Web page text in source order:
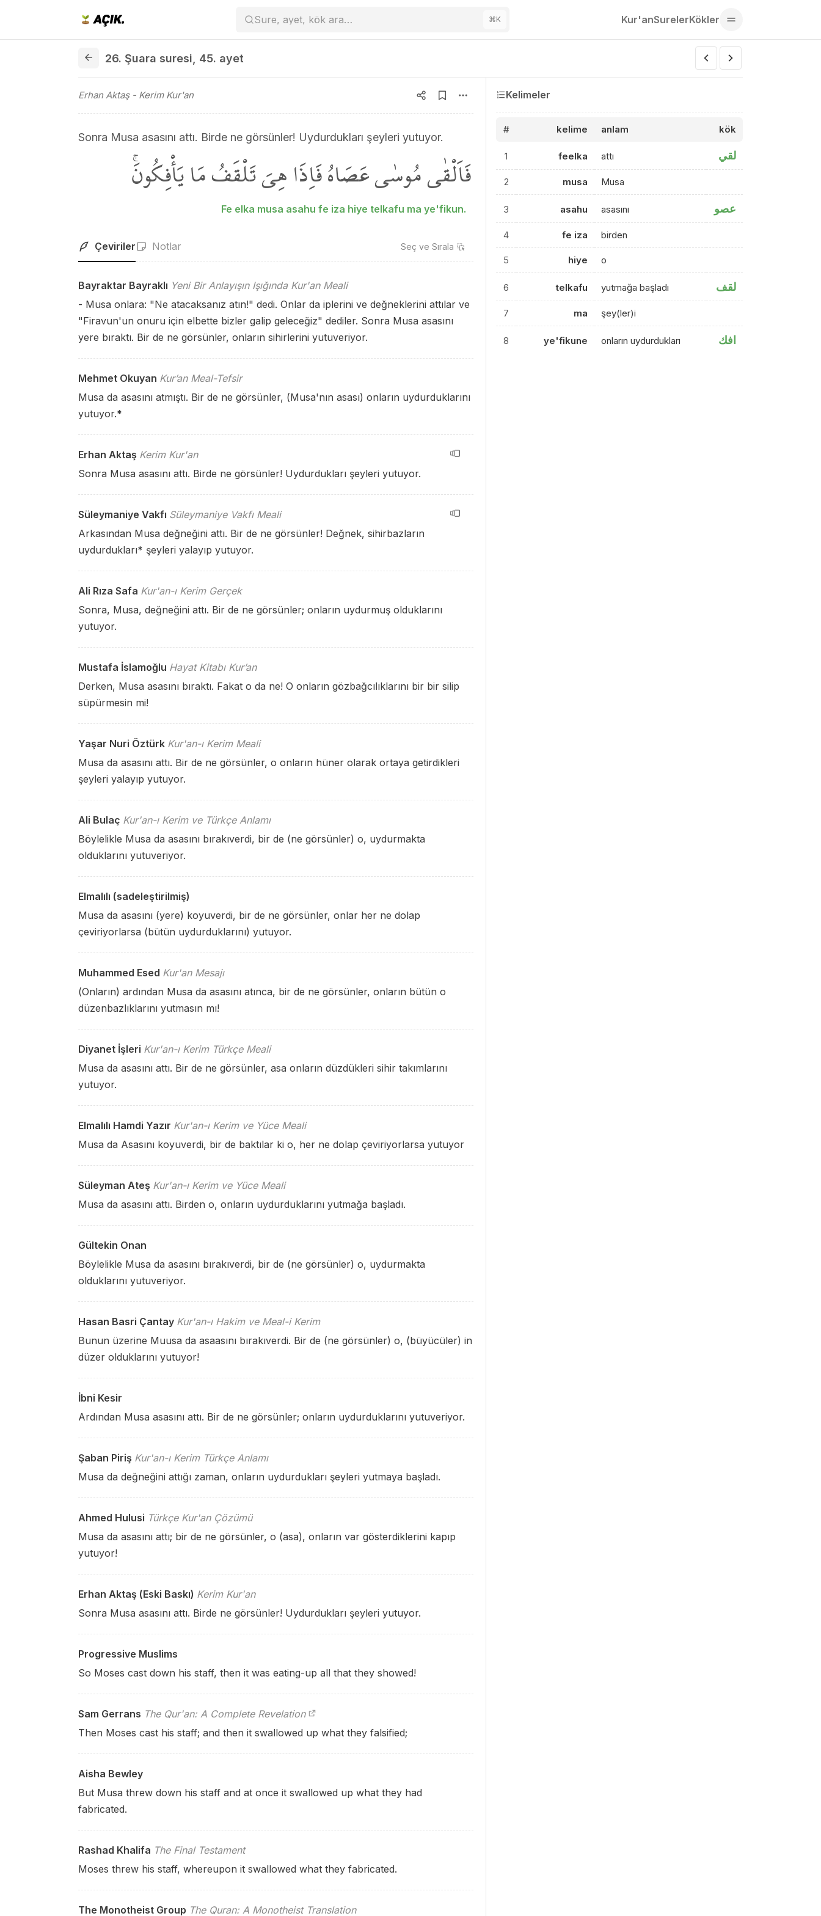
Sure, ayet, kök ara… ⌘K Kur'anSurelerKökler
26. Şuara suresi 45. ayet
Erhan Aktaş- Kerim Kur'an
Sonra Musa asasını attı. Birde ne görsünler! Uydurdukları şeyleri yutuyor.
فَاَلْقٰى مُوسٰى عَصَاهُ فَاِذَا هِيَ تَلْقَفُ مَا يَأْفِكُونَۚ
Fe elka musa asahu fe iza hiye telkafu ma ye'fikun.
Çeviriler Notlar Seç ve Sırala
Bayraktar Bayraklı Yeni Bir Anlayışın Işığında Kur'an Meali
- Musa onlara: "Ne atacaksanız atın!" dedi. Onlar da iplerini ve değneklerini attılar ve
"Firavun'un onuru için elbette bizler galip geleceğiz" dediler. Sonra Musa asasını
yere bıraktı. Bir de ne görsünler, onların sihirlerini yutuveriyor.
Mehmet Okuyan Kur’an Meal-Tefsir
Musa da asasını atmıştı. Bir de ne görsünler, (Musa'nın asası) onların uydurduklarını
yutuyor.*
Erhan Aktaş Kerim Kur'an
Sonra Musa asasını attı. Birde ne görsünler! Uydurdukları şeyleri yutuyor.
Süleymaniye Vakfı Süleymaniye Vakfı Meali
Arkasından Musa değneğini attı. Bir de ne görsünler! Değnek, sihirbazların
uydurdukları* şeyleri yalayıp yutuyor.
Ali Rıza Safa Kur'an-ı Kerim Gerçek
Sonra, Musa, değneğini attı. Bir de ne görsünler; onların uydurmuş olduklarını
yutuyor.
Mustafa İslamoğlu Hayat Kitabı Kur’an
Derken, Musa asasını bıraktı. Fakat o da ne! O onların gözbağcılıklarını bir bir silip
süpürmesin mi!
Yaşar Nuri Öztürk Kur'an-ı Kerim Meali
Musa da asasını attı. Bir de ne görsünler, o onların hüner olarak ortaya getirdikleri
şeyleri yalayıp yutuyor.
Ali Bulaç Kur'an-ı Kerim ve Türkçe Anlamı
Böylelikle Musa da asasını bırakıverdi, bir de (ne görsünler) o, uydurmakta
olduklarını yutuveriyor.
Elmalılı (sadeleştirilmiş)
Musa da asasını (yere) koyuverdi, bir de ne görsünler, onlar her ne dolap
çeviriyorlarsa (bütün uydurduklarını) yutuyor.
Muhammed Esed Kur'an Mesajı
(Onların) ardından Musa da asasını atınca, bir de ne görsünler, onların bütün o
düzenbazlıklarını yutmasın mı!
Diyanet İşleri Kur'an-ı Kerim Türkçe Meali
Musa da asasını attı. Bir de ne görsünler, asa onların düzdükleri sihir takımlarını
yutuyor.
Elmalılı Hamdi Yazır Kur'an-ı Kerim ve Yüce Meali
Musa da Asasını koyuverdi, bir de baktılar ki o, her ne dolap çeviriyorlarsa yutuyor
Süleyman Ateş Kur'an-ı Kerim ve Yüce Meali
Musa da asasını attı. Birden o, onların uydurduklarını yutmağa başladı.
Gültekin Onan
Böylelikle Musa da asasını bırakıverdi, bir de (ne görsünler) o, uydurmakta
olduklarını yutuveriyor.
Hasan Basri Çantay Kur'an-ı Hakim ve Meal-i Kerim
Bunun üzerine Muusa da asaasını bırakıverdi. Bir de (ne görsünler) o, (büyücüler) in
düzer olduklarını yutuyor!
İbni Kesir
Ardından Musa asasını attı. Bir de ne görsünler; onların uydurduklarını yutuveriyor.
Şaban Piriş Kur'an-ı Kerim Türkçe Anlamı
Musa da değneğini attığı zaman, onların uydurdukları şeyleri yutmaya başladı.
Ahmed Hulusi Türkçe Kur'an Çözümü
Musa da asasını attı; bir de ne görsünler, o (asa), onların var gösterdiklerini kapıp
yutuyor!
Erhan Aktaş (Eski Baskı) Kerim Kur'an
Sonra Musa asasını attı. Birde ne görsünler! Uydurdukları şeyleri yutuyor.
Progressive Muslims
So Moses cast down his staff, then it was eating-up all that they showed!
Sam Gerrans The Qur'an: A Complete Revelation
Then Moses cast his staff; and then it swallowed up what they falsified;
Aisha Bewley
But Musa threw down his staff and at once it swallowed up what they had
fabricated.
Rashad Khalifa The Final Testament
Moses threw his staff, whereupon it swallowed what they fabricated.
The Monotheist Group The Quran: A Monotheist Translation
Kelimeler
# kelime anlam kök
1 feelka attı لقي
2 musa Musa
3 asahu asasını عصو
4 fe iza birden
5 hiye o
6 telkafu yutmağa başladı لقف
7 ma şey(ler)i
8 ye'fikune onların uydurdukları افك